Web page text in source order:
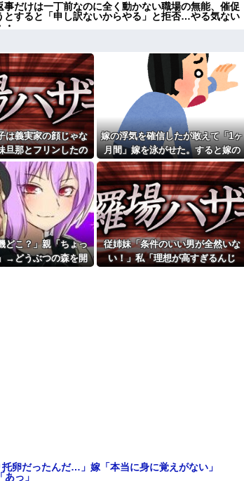
事だけは一丁前なのに全く動かない職場の無能、催促
すると「申し訳ないからやる」と拒否…やる気ない
んだけど、「〜とか〜」「〜とか考えて〜」と何度も
しまった
全部おにぎりにしてくれた。わずかにビオレ薬用ハン
ながら「ここもダメだったらもう食べていけないんで
いた
に無期懲役 江別大学生殺人事件、19歳で取り返しの
とに
ースが私を呪ってくる！
ってる。それを兄嫁がご近所さんに売ってた。私「お
の配達に行ってる」私「？配達？」姪「それ言っちゃ
時間滞在しなきゃいけないのが苦痛。私「貴方は私の
私もそうしていいはず」夫「それは男だから許される
われた私の7年の無視生活、その理由がコレｗｗｗ
調べてみたよ
は義実家の顔じゃな
旦那とフリンしたの
鑑定します？」義
ちろんです」→結果…
嫁の浮気を確信したが敢えて「1ヶ
月間」嫁を泳がせた。すると嫁の
不倫がトンデモないことに...
どこ？」親「ちょっ
→どうぶつの森を開
従姉妹「条件のいい男が全然いな
い！」私「理想が高すぎるんじ
卵だったんだ…」嫁「本当に身に覚えがない」
っ」